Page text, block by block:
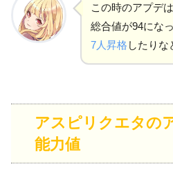
この時のアプデ
総合値が94になっ
7人昇格 したりな
アスピリクエタの
能力値